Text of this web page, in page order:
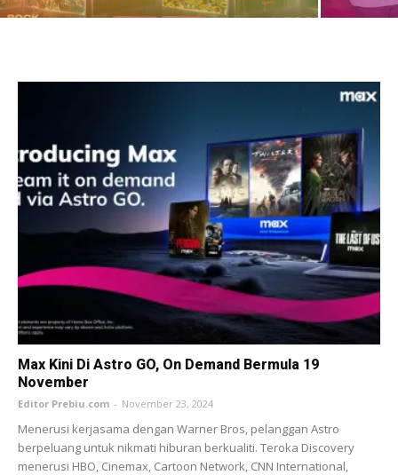
Max Kini Di Astro GO, On Demand Bermula 19
November
Editor Prebiu.com - November 23, 2024
Menerusi kerjasama dengan Warner Bros, pelanggan Astro
berpeluang untuk nikmati hiburan berkualiti. Teroka Discovery
menerusi HBO, Cinemax, Cartoon Network, CNN International,